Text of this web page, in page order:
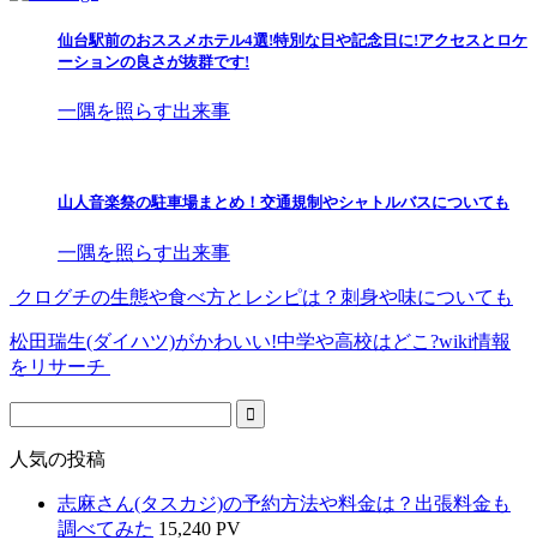
仙台駅前のおススメホテル4選!特別な日や記念日に!アクセスとロケ
ーションの良さが抜群です!
一隅を照らす出来事
山人音楽祭の駐車場まとめ！交通規制やシャトルバスについても
一隅を照らす出来事
クログチの生態や食べ方とレシピは？刺身や味についても
松田瑞生(ダイハツ)がかわいい!中学や高校はどこ?wiki情報
をリサーチ
人気の投稿
志麻さん(タスカジ)の予約方法や料金は？出張料金も
調べてみた 15,240 PV